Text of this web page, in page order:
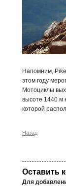
Напомним,
этом году
Мотоциклы
высоте 1440 м
которой
Назад
Оставить
Для